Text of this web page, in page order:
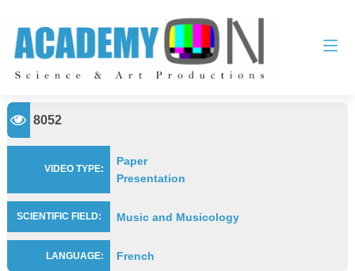
8052
VIDEO TYPE:
Paper
Presentation
SCIENTIFIC FIELD: Music and Musicology
LANGUAGE: French